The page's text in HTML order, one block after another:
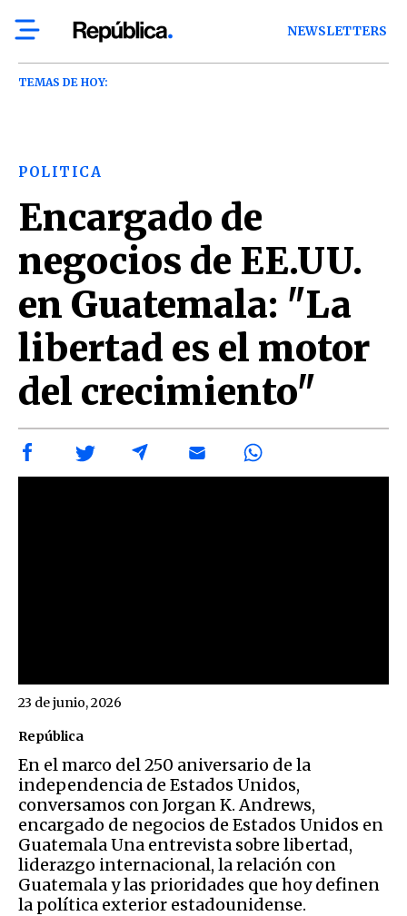
NEWSLETTERS
TEMAS DE HOY:
POLITICA
Encargado de
negocios de EE.UU.
en Guatemala: "La
libertad es el motor
del crecimiento"
República
23 de junio, 2026
En el marco del 250 aniversario de la
independencia de Estados Unidos,
conversamos con Jorgan K. Andrews,
encargado de negocios de Estados Unidos en
Guatemala Una entrevista sobre libertad,
liderazgo internacional, la relación con
Guatemala y las prioridades que hoy definen
la política exterior estadounidense.